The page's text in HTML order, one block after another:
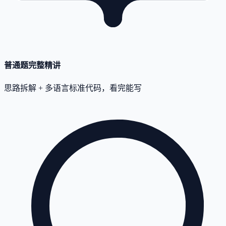
普通题完整精讲
思路拆解 + 多语言标准代码，看完能写